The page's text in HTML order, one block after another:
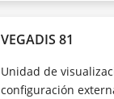
VEGADIS 81
Unidad de
configuración